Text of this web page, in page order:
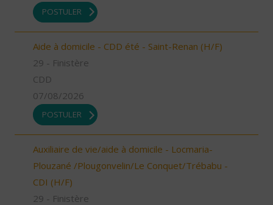
POSTULER
Aide à domicile - CDD été - Saint-Renan (H/F)
29 - Finistère
CDD
07/08/2026
POSTULER
Auxiliaire de vie/aide à domicile - Locmaria-
Plouzané /Plougonvelin/Le Conquet/Trébabu -
CDI (H/F)
29 - Finistère